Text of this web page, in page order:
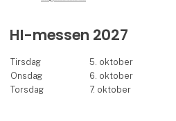
HI-messen 2027
Tirsdag 5. oktober
Onsdag
6. oktober
Torsdag
7. oktober